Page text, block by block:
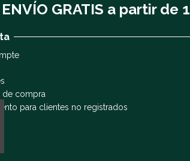
ENVÍO GRATIS a partir de
de compra
para clientes no registrados